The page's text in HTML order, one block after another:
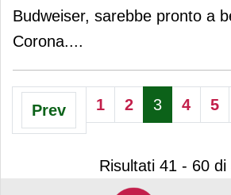
Budweiser, sarebbe pronto a
Corona....
Prev 1 2 3 4 5
Risultati 41 - 60 di